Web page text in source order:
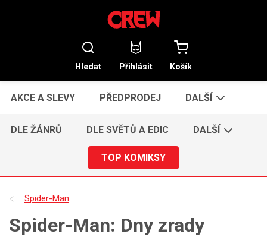
Hledat Přihlásit Košík
AKCE A SLEVY PŘEDPRODEJ DALŠÍ
DLE ŽÁNRŮ DLE SVĚTŮ A EDIC DALŠÍ
TOP KOMIKSY
Spider-Man
Spider-Man: Dny zrady